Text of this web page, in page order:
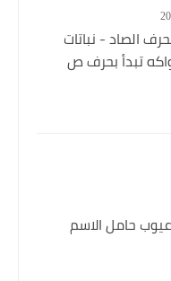
الصاد - نباتات
تبدأ بحرف ص
حامل الاسم